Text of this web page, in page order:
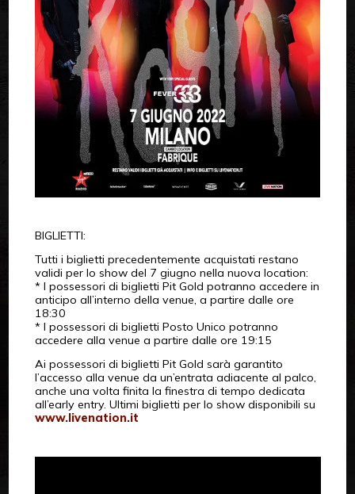
BIGLIETTI:
Tutti i biglietti precedentemente acquistati restano
validi per lo show del 7 giugno nella nuova location:
* I possessori di biglietti Pit Gold potranno accedere in
anticipo all’interno della venue, a partire dalle ore
18:30
* I possessori di biglietti Posto Unico potranno
accedere alla venue a partire dalle ore 19:15
Ai possessori di biglietti Pit Gold sarà garantito
l’accesso alla venue da un’entrata adiacente al palco,
anche una volta finita la finestra di tempo dedicata
all’early entry. Ultimi biglietti per lo show disponibili su
www.livenation.it